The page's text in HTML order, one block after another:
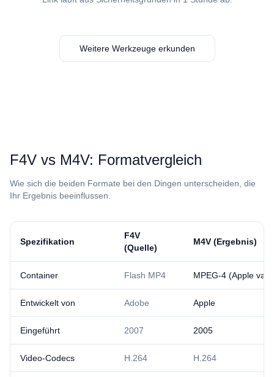
Weitere Werkzeuge erkunden
⁦F4V⁩ vs ⁦M4V⁩: Formatvergleich
Wie sich die beiden Formate bei den Dingen unterscheiden, die
Ihr Ergebnis beeinflussen.
Spezifikation
⁦F4V⁩
(Quelle)
⁦M4V⁩ (Ergebnis)
Container Flash MP4 MPEG-4 (Apple
Entwickelt von Adobe Apple
Eingeführt 2007 2005
Video-Codecs H.264 H.264